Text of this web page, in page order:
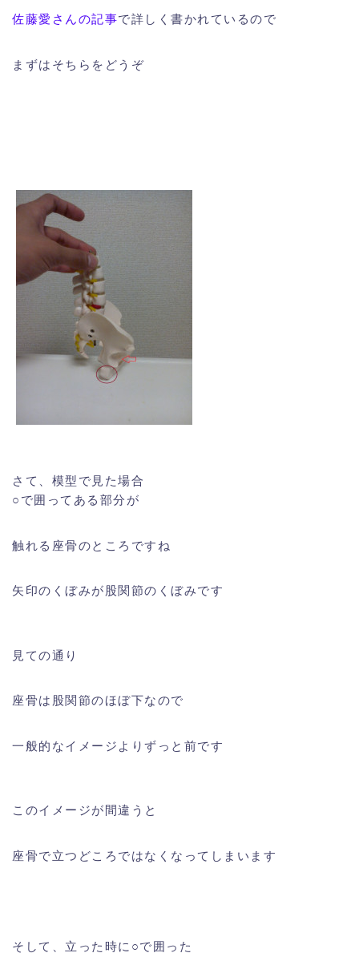
佐藤愛さんの記事で詳しく書かれているので
まずはそちらをどうぞ
さて、模型で見た場合
○で囲ってある部分が
触れる座骨のところですね
矢印のくぼみが股関節のくぼみです
見ての通り
座骨は股関節のほぼ下なので
一般的なイメージよりずっと前です
このイメージが間違うと
座骨で立つどころではなくなってしまいます
そして、立った時に○で囲った